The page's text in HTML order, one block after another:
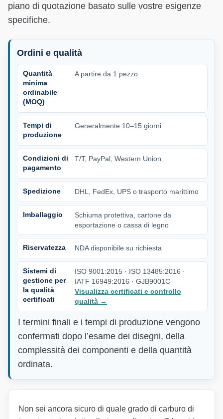
piano di quotazione basato sulle vostre esigenze
specifiche.
Ordini e qualità
Quantità
minima
ordinabile
(MOQ)
A partire da 1 pezzo
Tempi di
produzione
Generalmente 10–15 giorni
Condizioni di
pagamento
T/T, PayPal, Western Union
Spedizione DHL, FedEx, UPS o trasporto marittimo
Imballaggio
Schiuma protettiva, cartone da
esportazione o cassa di legno
Riservatezza NDA disponibile su richiesta
Sistemi di
gestione per
la qualità
certificati
ISO 9001:2015 · ISO 13485:2016 ·
IATF 16949:2016 · GJB9001C
Visualizza certificati e controllo
qualità →
I termini finali e i tempi di produzione vengono
confermati dopo l’esame dei disegni, della
complessità dei componenti e della quantità
ordinata.
Non sei ancora sicuro di quale grado di carburo di